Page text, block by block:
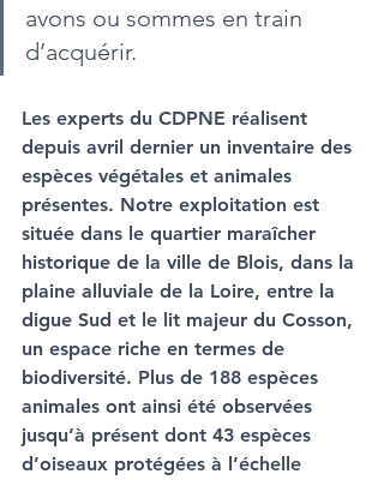
avons ou sommes en train
d’acquérir.
Les experts du CDPNE réalisent
depuis avril dernier un inventaire des
espèces végétales et animales
présentes. Notre exploitation est
située dans le quartier maraîcher
historique de la ville de Blois, dans la
plaine alluviale de la Loire, entre la
digue Sud et le lit majeur du Cosson,
un espace riche en termes de
biodiversité. Plus de 188 espèces
animales ont ainsi été observées
jusqu’à présent dont 43 espèces
d’oiseaux protégées à l’échelle